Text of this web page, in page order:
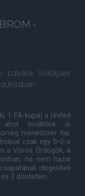
-
pályára Solskjaer
1 FA-kupa) a United
ahol továbbra is
menedzser fiai.
csak egy 0-0-s
a Vörös Ördögök, a
ha nem hazai
idegenbeli
3 döntetlen.